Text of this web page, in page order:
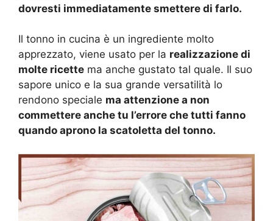
dovresti immediatamente smettere di farlo.
Il tonno in cucina è un ingrediente molto
apprezzato, viene usato per la realizzazione di
molte ricette ma anche gustato tal quale. Il suo
sapore unico e la sua grande versatilità lo
rendono speciale ma attenzione a non
commettere anche tu l’errore che tutti fanno
quando aprono la scatoletta del tonno.